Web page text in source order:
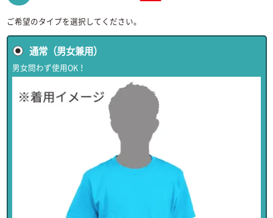
ご希望のタイプを選択してください。
通常（男女兼用）
男女問わず使用OK！